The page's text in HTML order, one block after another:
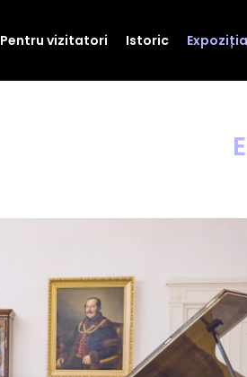
Pentru vizitatori Istoric Expoziția